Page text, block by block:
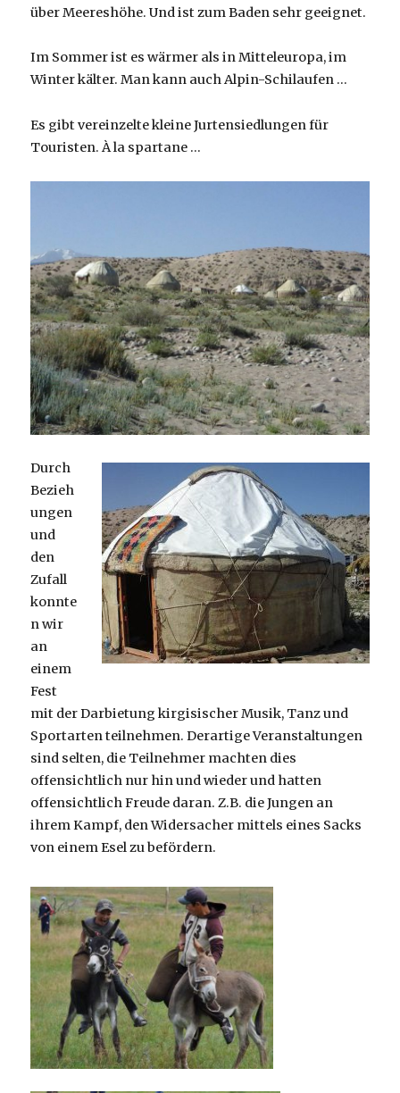
über Meereshöhe. Und ist zum Baden sehr geeignet.
Im Sommer ist es wärmer als in Mitteleuropa, im
Winter kälter. Man kann auch Alpin-Schilaufen …
Es gibt vereinzelte kleine Jurtensiedlungen für
Touristen. À la spartane …
Durch
Bezieh
ungen
und
den
Zufall
konnte
n wir
an
einem
Fest
mit der Darbietung kirgisischer Musik, Tanz und
Sportarten teilnehmen. Derartige Veranstaltungen
sind selten, die Teilnehmer machten dies
offensichtlich nur hin und wieder und hatten
offensichtlich Freude daran. Z.B. die Jungen an
ihrem Kampf, den Widersacher mittels eines Sacks
von einem Esel zu befördern.